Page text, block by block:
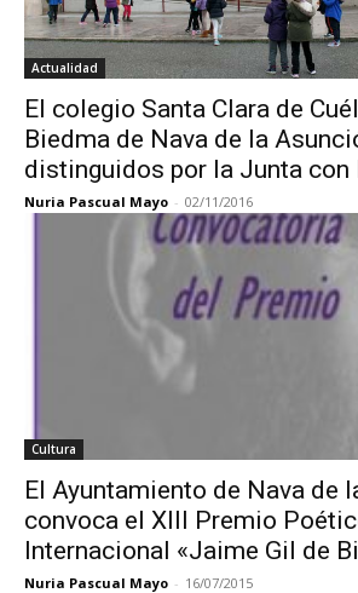
Actualidad
El colegio Santa Clara de
Biedma de Nava de la
distinguidos por la Junta con
Nuria Pascual Mayo - 02/11/2016
Cultura
El Ayuntamiento de Nava de
convoca el XIII Premio
Internacional «Jaime Gil de
Nuria Pascual Mayo - 16/07/2015